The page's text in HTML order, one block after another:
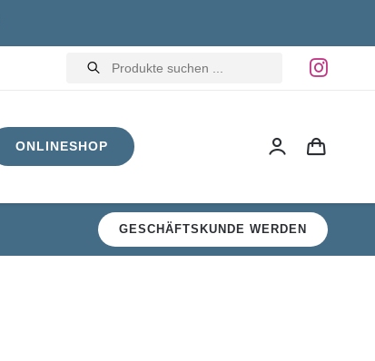
Products
search
ONLINESHOP
GESCHÄFTSKUNDE WERDEN